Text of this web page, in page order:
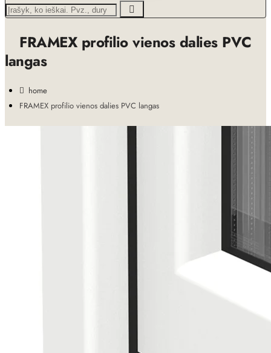
FRAMEX profilio vienos dalies PVC
langas
home
FRAMEX profilio vienos dalies PVC langas